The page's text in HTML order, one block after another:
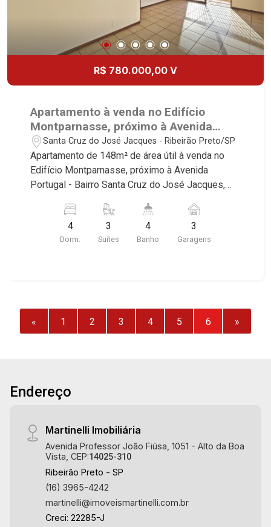
R$ 780.000,00 V
Apartamento à venda no Edifício
Montparnasse, próximo à Avenida
Portugal - Ribeirão Preto/SP.
Santa Cruz do José Jacques - Ribeirão Preto/SP
Apartamento de 148m² de área útil à venda no
Edifício Montparnasse, próximo à Avenida
Portugal - Bairro Santa Cruz do José Jacques,
deste imóvel que a Martinelli Imobiliária
selecionou para você: - 148m² de área útil - 4
dormitórios com armários sendo 3 suítes - Sala 2
desde 2000! Avenida João Fiúsa, 1051 - Alto da
4
Dorm.
3
Suítes
4
Banho
3
Garagens
« 1 2 3 4 5 6 »
Endereço
Martinelli Imobiliária
Avenida Professor João Fiúsa, 1051 - Alto da Boa
Vista, CEP:14025-310
Ribeirão Preto - SP
(16) 3965-4242
martinelli@imoveismartinelli.com.br
Creci: 22285-J